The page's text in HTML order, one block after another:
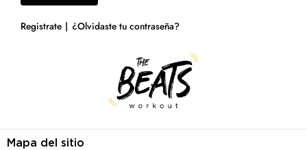
Registrate ¿Olvidaste tu contraseña?
Mapa del sitio